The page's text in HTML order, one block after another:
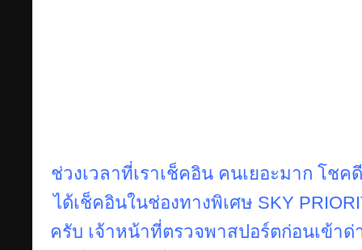
ช่วงเวลาที่เราเช็คอิน คนเยอะมาก โชค
ได้เช็คอินในช่องทางพิเศษ SKY
ครับ เจ้าหน้าที่ตรวจพาสปอร์ตก่อนเข้าด่